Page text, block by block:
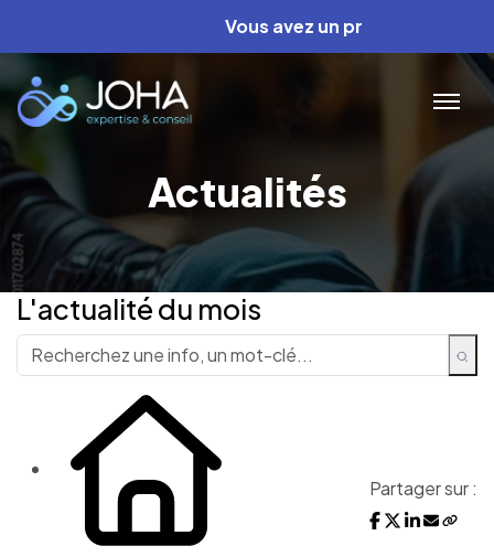
Vous avez un projet ? Nous avons
Actualités
L'actualité du mois
Partager sur :